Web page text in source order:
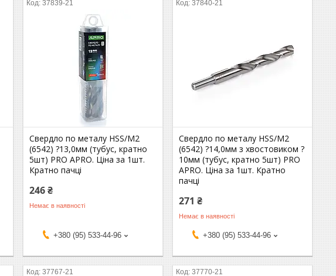
37839-21
Свердло по металу HSS/M2
(6542) ?13,0мм (тубус, кратно
5шт) PRO APRO. Ціна за 1шт.
Кратно пачці
246 ₴
Немає в наявності
+380 (95) 533-44-96
37840-21
Свердло по металу HSS/M2
(6542) ?14,0мм з хвостовиком ?
10мм (тубус, кратно 5шт) PRO
APRO. Ціна за 1шт. Кратно
пачці
271 ₴
Немає в наявності
+380 (95) 533-44-96
37767-21 37770-21